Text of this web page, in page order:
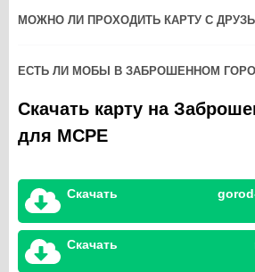
МОЖНО ЛИ ПРОХОДИТЬ КАРТУ С
ЕСТЬ ЛИ МОБЫ В ЗАБРОШЕННОМ
Скачать карту на
для MCPE
Скачать
Скачать